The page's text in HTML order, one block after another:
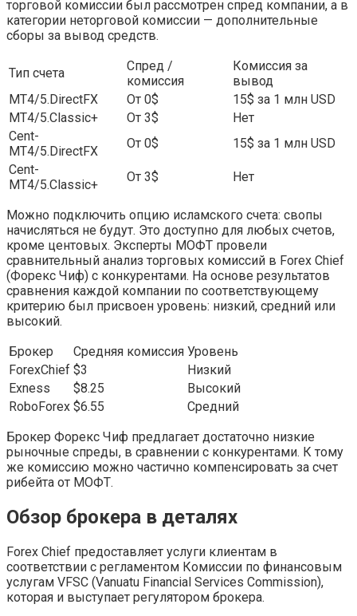
торговой комиссии был рассмотрен спред компании, а в
категории неторговой комиссии — дополнительные
сборы за вывод средств.
Тип счета
Спред /
комиссия
Комиссия за
вывод
MT4/5.DirectFX
От 0$
15$ за 1 млн USD
MT4/5.Classic+
От 3$
Нет
Сent-
MT4/5.DirectFX
От 0$
15$ за 1 млн USD
Сent-
MT4/5.Classic+
От 3$ Нет
Можно подключить опцию исламского счета: свопы
начисляться не будут. Это доступно для любых счетов,
кроме центовых. Эксперты МОФТ провели
сравнительный анализ торговых комиссий в Forex Chief
(Форекс Чиф) с конкурентами. На основе результатов
сравнения каждой компании по соответствующему
критерию был присвоен уровень: низкий, средний или
высокий.
Брокер
Средняя комиссия Уровень
ForexChief $3
Низкий
Exness
$8.25
Высокий
RoboForex $6.55
Средний
Брокер Форекс Чиф предлагает достаточно низкие
рыночные спреды, в сравнении с конкурентами. К тому
же комиссию можно частично компенсировать за счет
рибейта от МОФТ.
Обзор брокера в деталях
Forex Chief предоставляет услуги клиентам в
соответствии с регламентом Комиссии по финансовым
услугам VFSC (Vanuatu Financial Services Commission),
которая и выступает регулятором брокера.